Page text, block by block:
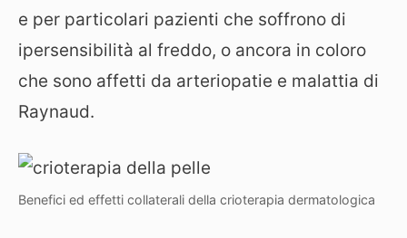
e per particolari pazienti che soffrono di
ipersensibilità al freddo, o ancora in coloro
che sono affetti da arteriopatie e malattia di
Raynaud.
Benefici ed effetti collaterali della crioterapia dermatologica